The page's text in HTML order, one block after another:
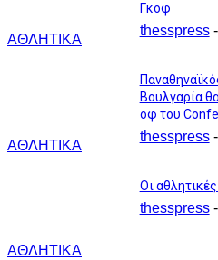
ΑΘΛΗΤΙΚΑ
Γκοφ
thesspress -
ΑΘΛΗΤΙΚΑ
Βουλγαρία
οφ του
thesspress -
ΑΘΛΗΤΙΚΑ
Οι
thesspress -